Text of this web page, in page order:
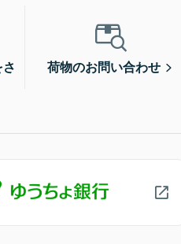
荷物のお問い合わせ